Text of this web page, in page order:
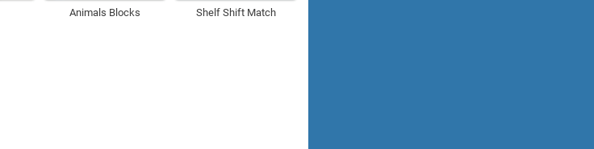
Animals Blocks Shelf Shift Match